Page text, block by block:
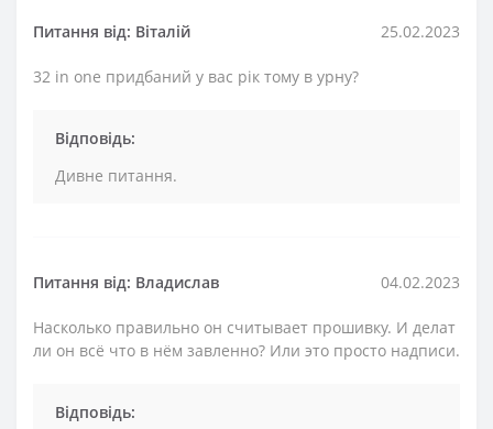
Питання від: Віталій 25.02.2023
32 in one придбаний у вас рік тому в урну?
Відповідь:
Дивне питання.
Питання від: Владислав 04.02.2023
Насколько правильно он считывает прошивку. И делат
ли он всё что в нём завленно? Или это просто надписи.
Відповідь: